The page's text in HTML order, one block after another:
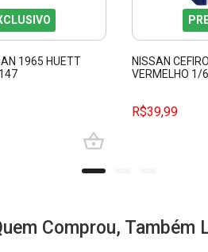
1965 HUETT
NISSAN
VERMELHO 1/
R$39,99
Comprou, Também